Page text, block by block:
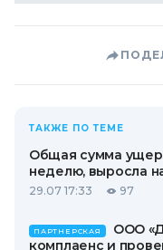
ТАКЖЕ ПО ТЕМЕ
Общая сумма
неделю, выросла
29.07 17:33 97
ПАРТНЕРСКАЯ
ООО
комплаенс и